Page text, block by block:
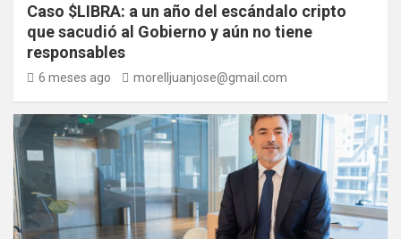
Caso $LIBRA: a un año del escándalo cripto
que sacudió al Gobierno y aún no tiene
responsables
6 meses ago morelljuanjose@gmail.com